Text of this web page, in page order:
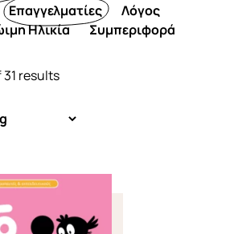
Επαγγελματίες
Λόγος
Ηλικία Συμπεριφορά
31 results